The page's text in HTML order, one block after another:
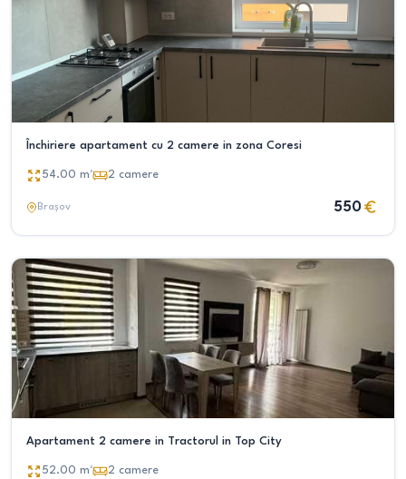
Închiriere apartament cu 2 camere in zona Coresi
54.00 m² 2 camere
Brașov 550
Apartament 2 camere in Tractorul in Top City
52.00 m² 2 camere